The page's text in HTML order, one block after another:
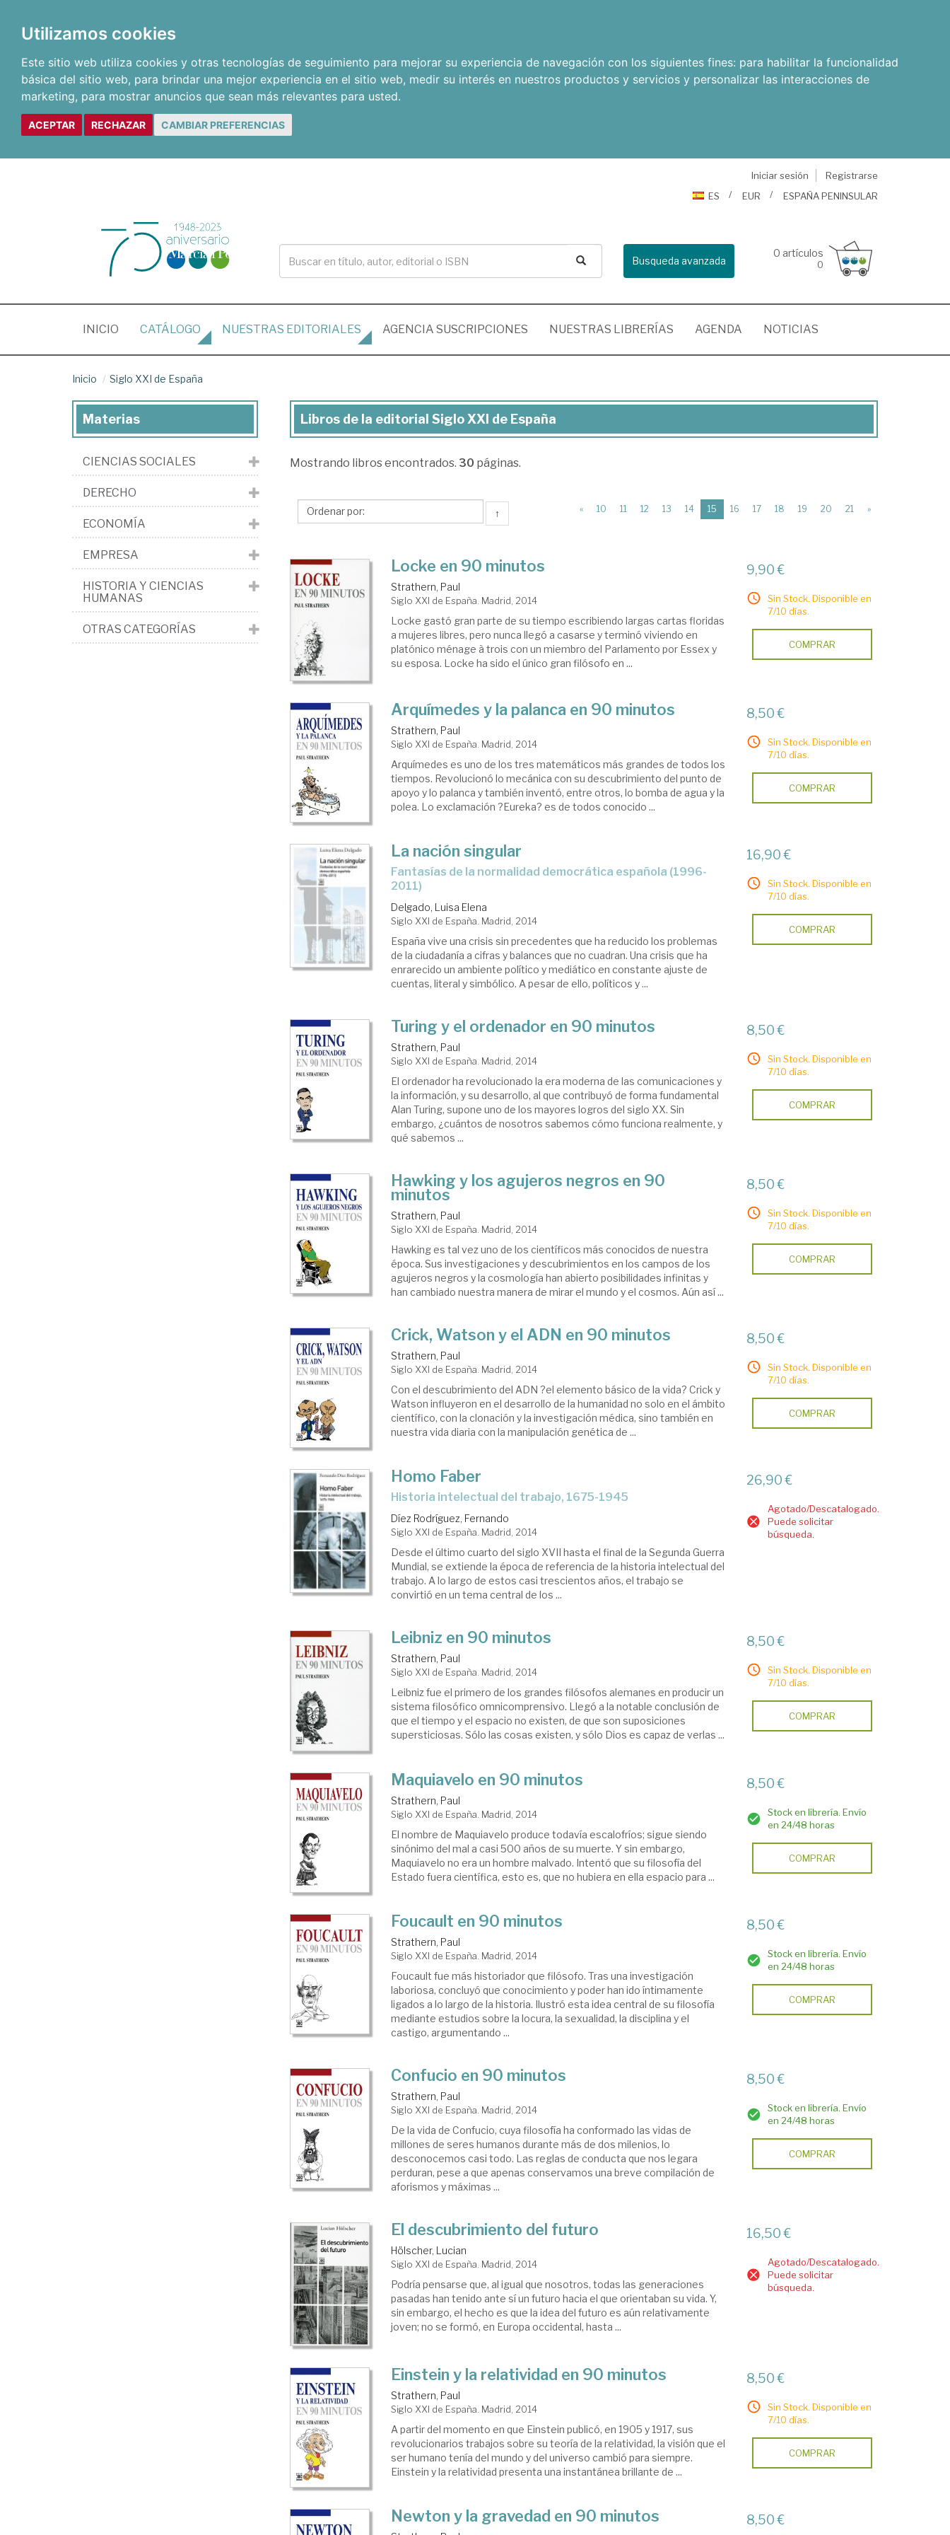
Utilizamos cookies
Este sitio web utiliza cookies y otras tecnologías de seguimiento para mejorar su experiencia de navegación con los siguientes fines: para habilitar la funcionalidad
básica del sitio web, para brindar una mejor experiencia en el sitio web, medir su interés en nuestros productos y servicios y personalizar las interacciones de
marketing, para mostrar anuncios que sean más relevantes para usted.
ACEPTAR RECHAZAR CAMBIAR PREFERENCIAS
Iniciar sesión
Registrarse
ES
EUR ESPAÑA PENINSULAR
Busqueda avanzada
0 artículos
0
INICIO (CURRENT)
CATÁLOGO NUESTRAS EDITORIALES AGENCIA SUSCRIPCIONES NUESTRAS LIBRERÍAS AGENDA NOTICIAS
Inicio Siglo XXI de España
Libros
la
Siglo
de
España
Libros de la editorial Siglo XXI de España
Mostrando libros encontrados. 30 páginas.
↑ « 10 11 12 13 14 15 (current)
16 17 18 19 20 21 »
Locke en 90 minutos
Strathern, Paul
Siglo XXI de España. Madrid, 2014
Locke gastó gran parte de su tiempo escribiendo largas cartas floridas
a mujeres libres, pero nunca llegó a casarse y terminó viviendo en
platónico ménage à trois con un miembro del Parlamento por Essex y
su esposa. Locke ha sido el único gran filósofo en ...
9,90 €
Sin Stock. Disponible en
7/10 días.
COMPRAR
Arquímedes y la palanca en 90 minutos
Strathern, Paul
Siglo XXI de España. Madrid, 2014
Arquímedes es uno de los tres matemáticos más grandes de todos los
tiempos. Revolucionó lo mecánica con su descubrimiento del punto de
apoyo y lo palanca y también inventó, entre otros, lo bomba de agua y la
polea. Lo exclamación ?Eureka? es de todos conocido ...
8,50 €
Sin Stock. Disponible en
7/10 días.
COMPRAR
La nación singular
fantasías de la normalidad democrática española (1996-
2011)
Delgado, Luisa Elena
Siglo XXI de España. Madrid, 2014
España vive una crisis sin precedentes que ha reducido los problemas
de la ciudadanía a cifras y balances que no cuadran. Una crisis que ha
enrarecido un ambiente político y mediático en constante ajuste de
cuentas, literal y simbólico. A pesar de ello, políticos y ...
16,90 €
Sin Stock. Disponible en
7/10 días.
COMPRAR
Turing y el ordenador en 90 minutos
Strathern, Paul
Siglo XXI de España. Madrid, 2014
El ordenador ha revolucionado la era moderna de las comunicaciones y
la información, y su desarrollo, al que contribuyó de forma fundamental
Alan Turing, supone uno de los mayores logros del siglo XX. Sin
embargo, ¿cuántos de nosotros sabemos cómo funciona realmente, y
qué sabemos ...
8,50 €
Sin Stock. Disponible en
7/10 días.
COMPRAR
Hawking y los agujeros negros en 90
minutos
Strathern, Paul
Siglo XXI de España. Madrid, 2014
Hawking es tal vez uno de los científicos más conocidos de nuestra
época. Sus investigaciones y descubrimientos en los campos de los
agujeros negros y la cosmología han abierto posibilidades infinitas y
han cambiado nuestra manera de mirar el mundo y el cosmos. Aún así ...
8,50 €
Sin Stock. Disponible en
7/10 días.
COMPRAR
Crick, Watson y el ADN en 90 minutos
Strathern, Paul
Siglo XXI de España. Madrid, 2014
Con el descubrimiento del ADN ?el elemento básico de la vida? Crick y
Watson influyeron en el desarrollo de la humanidad no solo en el ámbito
científico, con la clonación y la investigación médica, sino también en
nuestra vida diaria con la manipulación genética de ...
8,50 €
Sin Stock. Disponible en
7/10 días.
COMPRAR
Homo Faber
Historia intelectual del trabajo, 1675-1945
Díez Rodríguez, Fernando
Siglo XXI de España. Madrid, 2014
Desde el último cuarto del siglo XVII hasta el final de la Segunda Guerra
Mundial, se extiende la época de referencia de la historia intelectual del
trabajo. A lo largo de estos casi trescientos años, el trabajo se
convirtió en un tema central de los ...
26,90 €
Agotado/Descatalogado.
Puede solicitar
búsqueda.
Leibniz en 90 minutos
Strathern, Paul
Siglo XXI de España. Madrid, 2014
Leibniz fue el primero de los grandes filósofos alemanes en producir un
sistema filosófico omnicomprensivo. Llegó a la notable conclusión de
que el tiempo y el espacio no existen, de que son suposiciones
supersticiosas. Sólo las cosas existen, y sólo Dios es capaz de verlas ...
8,50 €
Sin Stock. Disponible en
7/10 días.
COMPRAR
Maquiavelo en 90 minutos
Strathern, Paul
Siglo XXI de España. Madrid, 2014
El nombre de Maquiavelo produce todavía escalofríos; sigue siendo
sinónimo del mal a casi 500 años de su muerte. Y sin embargo,
Maquiavelo no era un hombre malvado. Intentó que su filosofía del
Estado fuera científica, esto es, que no hubiera en ella espacio para ...
8,50 €
Stock en librería. Envío
en 24/48 horas
COMPRAR
Foucault en 90 minutos
Strathern, Paul
Siglo XXI de España. Madrid, 2014
Foucault fue más historiador que filósofo. Tras una investigación
laboriosa, concluyó que conocimiento y poder han ido íntimamente
ligados a lo largo de la historia. Ilustró esta idea central de su filosofía
mediante estudios sobre la locura, la sexualidad, la disciplina y el
castigo, argumentando ...
8,50 €
Stock en librería. Envío
en 24/48 horas
COMPRAR
Confucio en 90 minutos
Strathern, Paul
Siglo XXI de España. Madrid, 2014
De la vida de Confucio, cuya filosofía ha conformado las vidas de
millones de seres humanos durante más de dos milenios, lo
desconocemos casi todo. Las reglas de conducta que nos legara
perduran, pese a que apenas conservamos una breve compilación de
aforismos y máximas ...
8,50 €
Stock en librería. Envío
en 24/48 horas
COMPRAR
El descubrimiento del futuro
Hölscher, Lucian
Siglo XXI de España. Madrid, 2014
Podría pensarse que, al igual que nosotros, todas las generaciones
pasadas han tenido ante sí un futuro hacia el que orientaban su vida. Y,
sin embargo, el hecho es que la idea del futuro es aún relativamente
joven; no se formó, en Europa occidental, hasta ...
16,50 €
Agotado/Descatalogado.
Puede solicitar
búsqueda.
Einstein y la relatividad en 90 minutos
Strathern, Paul
Siglo XXI de España. Madrid, 2014
A partir del momento en que Einstein publicó, en 1905 y 1917, sus
revolucionarios trabajos sobre su teoría de la relatividad, la visión que el
ser humano tenía del mundo y del universo cambió para siempre.
Einstein y la relatividad presenta una instantánea brillante de ...
8,50 €
Sin Stock. Disponible en
7/10 días.
COMPRAR
Newton y la gravedad en 90 minutos 8,50 €
Materias
CIENCIAS SOCIALES
DERECHO
ECONOMÍA
EMPRESA
HISTORIA Y CIENCIAS
HUMANAS
OTRAS CATEGORÍAS